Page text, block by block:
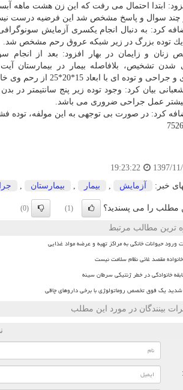
ابتدا احتمال می رفت كه این زن هشت ماهه
چند سوال و پاسخ مشخص شد این فرضیه درست
كرد: به دنبال انجام یكسری آزمایش
یك توده بزرگ در زیر شبكه عروق رحم مشخص شد.
زنان و زایمان در بهار افزود: بعد از انجام
تشخیص، بلافاصله بیمار در بیمارستان آیت
و توده ای با ابعاد 15*20*25 از رحم وی خارج شد.
بیان كرد: وجود توده زیر پنج سانتیمتر در
بیشتر عمل جراحی ضروری می باشد.
كرد: در صورت بی توجهی به این مولفه، توده
1397/
19:23:22
خبر: آزمایش , بیمار , بیمارستان ,
مطلب را می پسندید؟ (1)
(0)
ترین مطالب مرتبط
ورود حیوانات خانگی به مراکز تهیه و عرضه مواد غذایی
مقصد غائی نظام سلامت نیست
خانوادگی در خطر ژنتیکی سرطان سینه
شدید یک فوق تخصص روماتولوژی با برخی داروهای چاقی
بینندگان در مورد این مطلب